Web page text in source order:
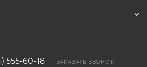
555-60-18 ЗАКАЗАТЬ ЗВОНОК